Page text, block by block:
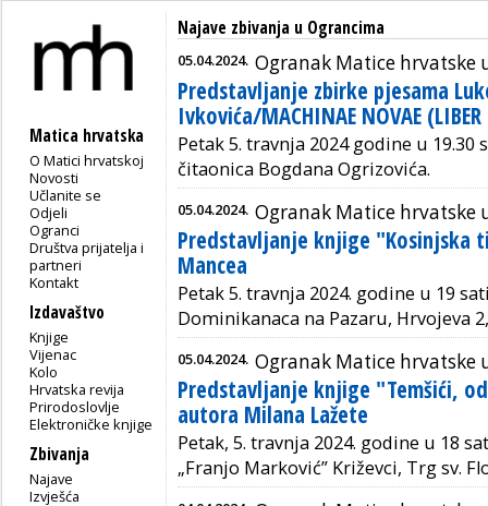
Matica hrvatska
O Matici hrvatskoj
Novosti
Učlanite se
Odjeli
Ogranci
Društva prijatelja i
partneri
Kontakt
Izdavaštvo
Knjige
Vijenac
Kolo
Hrvatska revija
Prirodoslovlje
Elektroničke knjige
Zbivanja
Najave
Izvješća
Najave zbivanja u Ograncima
05.04.2024. Ogranak Matice hrvatske
Predstavljanje zbirke pjesama
Ivkovića/MACHINAE NOVAE (LIBER
Petak 5. travnja 2024 godine u 19.30
čitaonica Bogdana Ogrizovića.
05.04.2024. Ogranak Matice hrvatske
Predstavljanje knjige "Kosinjska
Mancea
Petak 5. travnja 2024. godine u 19
Dominikanaca na Pazaru, Hrvojeva
05.04.2024. Ogranak Matice hrvatske
Predstavljanje knjige "Temšići,
autora Milana Lažete
Petak, 5. travnja 2024. godine u 18
„Franjo Marković” Križevci, Trg sv.